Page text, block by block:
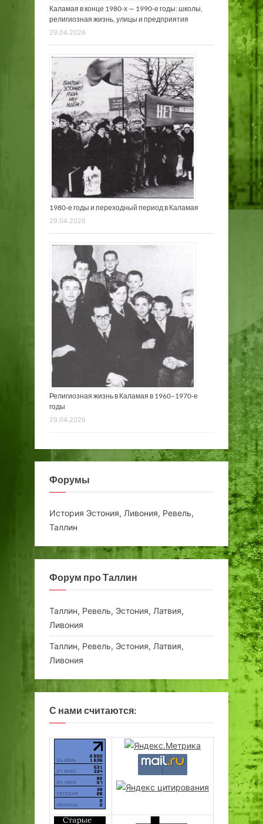
Каламая в конце 1980-х — 1990-е годы: школы,
религиозная жизнь, улицы и предприятия
29.04.2026
1980-е годы и переходный период в Каламая
29.04.2026
Религиозная жизнь в Каламая в 1960–1970-е
годы
29.04.2026
Форумы
История Эстония, Ливония, Ревель,
Таллин
Форум про Таллин
Таллин, Ревель, Эстония, Латвия,
Ливония
Таллин, Ревель, Эстония, Латвия,
Ливония
С нами считаются: